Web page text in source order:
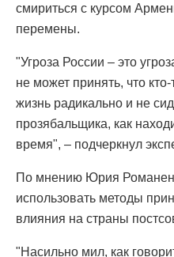
смириться с курсом
перемены.
"Угроза России – это
не может принять, что
жизнь радикально и не
прозябальщика, как
время", – подчеркнул
По мнению Юрия
использовать методы
влияния на страны
"Насильно мил, как